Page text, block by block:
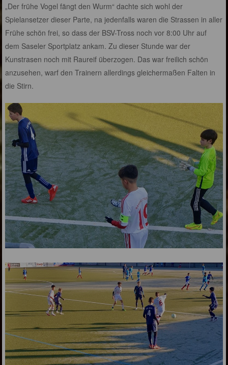
„Der frühe Vogel fängt den Wurm“ dachte sich wohl der
Spielansetzer dieser Parte, na jedenfalls waren die Strassen in aller
Frühe schön frei, so dass der BSV-Tross noch vor 8:00 Uhr auf
dem Saseler Sportplatz ankam. Zu dieser Stunde war der
Kunstrasen noch mit Raureif überzogen. Das war freilich schön
anzusehen, warf den Trainern allerdings gleichermaßen Falten in
die Stirn.